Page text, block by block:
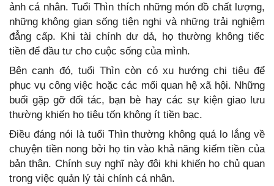
ảnh cá nhân. Tuổi Thìn thích những món đồ chất lượng,
những không gian sống tiện nghi và những trải nghiệm
đẳng cấp. Khi tài chính dư dả, họ thường không tiếc
tiền để đầu tư cho cuộc sống của mình.
Bên cạnh đó, tuổi Thìn còn có xu hướng chi tiêu để
phục vụ công việc hoặc các mối quan hệ xã hội. Những
buổi gặp gỡ đối tác, bạn bè hay các sự kiện giao lưu
thường khiến họ tiêu tốn không ít tiền bạc.
Điều đáng nói là tuổi Thìn thường không quá lo lắng về
chuyện tiền nong bởi họ tin vào khả năng kiếm tiền của
bản thân. Chính suy nghĩ này đôi khi khiến họ chủ quan
trong việc quản lý tài chính cá nhân.